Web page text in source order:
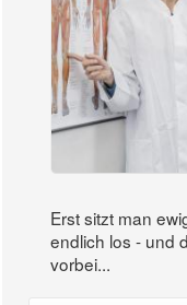
Erst sitzt man
endlich los - und
vorbei...